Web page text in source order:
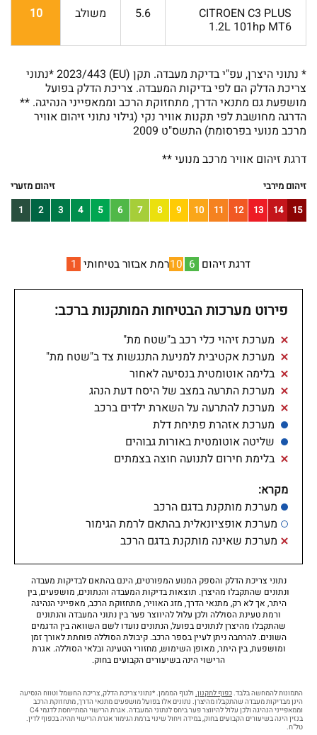
CITROEN C3 PLUS
1.2L 101hp MT6
5.6 משולב 10
* נתוני היצרן, עפ"י בדיקת מעבדה. תקן (EU) 2023/443 *נתוני
צריכת הדלק הם לפי בדיקות המעבדה. צריכת הדלק בפועל
מושפעת גם מתנאי הדרך, מתחזוקת הרכב וממאפייני הנהיגה. **
הדרגה מחושבת לפי תקנות אוויר נקי (גילוי נתוני זיהום אוויר
מרכב מנועי בפרסומת) התשס"ט 2009
דרגת זיהום אוויר מרכב מנועי **
1 2 3 4 5 6 7 8 9 10 11 12 13 14 15
זיהום מזערי זיהום מירבי
דרגת זיהום 6
10רמת אבזור בטיחותי 1
פירוט מערכות הבטיחות המותקנות ברכב:
מערכת זיהוי כלי רכב ב"שטח מת"
מערכת אקטיבית למניעת התנגשות צד ב"שטח מת"
בלימה אוטומטית בנסיעה לאחור
מערכת התרעה במצב של היסח דעת הנהג
מערכת להתרעה על השארת ילדים ברכב
מערכת אזהרת פתיחת דלת
שליטה אוטומטית באורות גבוהים
בלימת חירום לתנועה חוצה בצמתים
מקרא:
מערכת מותקנת בדגם הרכב
מערכת אופציונאלית בהתאם לרמת הגימור
מערכת שאינה מותקנת בדגם הרכב
נתוני צריכת הדלק והספק המנוע המפורטים, הינם בהתאם לבדיקות מעבדה
ונתונים שהתקבלו מהיצרן. תוצאות בדיקות המעבדה והנתונים, מושפעים, בין
היתר, אך לא רק, מתנאי הדרך, מזג האוויר, מתחזוקת הרכב, מאפייני הנהיגה
ורמת טעינת הסוללה ולכן עלול להיווצר פער בין נתוני המעבדה והנתונים
שהתקבלו מהיצרן לנתונים בפועל, הנתונים נועדו לשם השוואה בין הדגמים
השונים. להרחבה ניתן לעיין בספר הרכב. קיבולת הסוללה פוחתת לאורך זמן
ומושפעת, בין היתר, מאופן השימוש, מחזורי הטעינה ובלאי הסוללה. אגרת
הרישוי הינה בשיעורים הקבועים בחוק.
התמונות להמחשה בלבד.כפוף לתקנון. ולגוף המממן. *נתוני צריכת הדלק, צריכת החשמל וטווח הנסיעה
הינן מבדיקות מעבדה שהתקבלו מהיצרן. נתונים אלו בפועל מושפעים מתנאי הדרך, מתחזוקת הרכב
וממאפייני הנהיגה ולכן עלול להיווצר פער ביחס לנתוני המעבדה. אגרת הרישוי המתייחסת לדגמי C4
בנזין הינה בשיעורים הקבועים בחוק, במידה ויחול שינוי ברמת הגימור אגרת הרישוי תהיה בכפוף לדין.
טל"ח.